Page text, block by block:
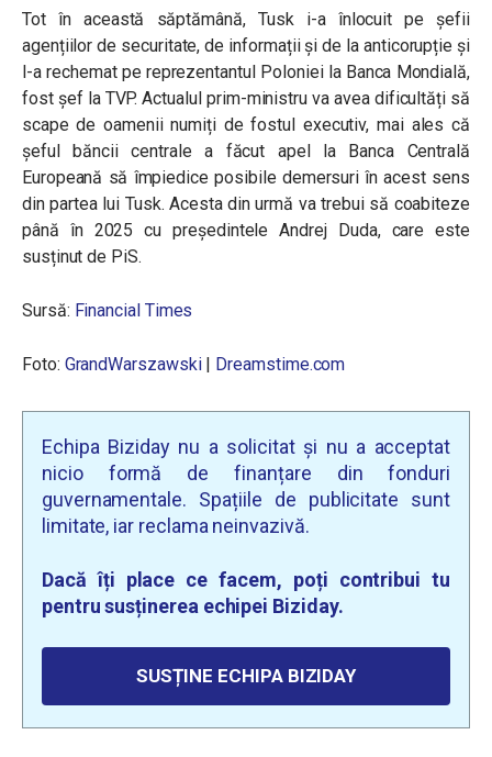
Tot în această săptămână, Tusk i-a înlocuit pe șefii
agențiilor de securitate, de informații și de la anticorupție și
l-a rechemat pe reprezentantul Poloniei la Banca Mondială,
fost șef la TVP. Actualul prim-ministru va avea dificultăți să
scape de oamenii numiți de fostul executiv, mai ales că
șeful băncii centrale a făcut apel la Banca Centrală
Europeană să împiedice posibile demersuri în acest sens
din partea lui Tusk. Acesta din urmă va trebui să coabiteze
până în 2025 cu președintele Andrej Duda, care este
susținut de PiS.
Sursă: Financial Times
Foto: GrandWarszawski | Dreamstime.com
Echipa Biziday nu a solicitat și nu a acceptat
nicio formă de finanțare din fonduri
guvernamentale. Spațiile de publicitate sunt
limitate, iar reclama neinvazivă.
Dacă îți place ce facem, poți contribui tu
pentru susținerea echipei Biziday.
SUSȚINE ECHIPA BIZIDAY